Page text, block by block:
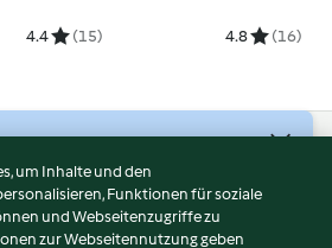
4.4 (15) 4.8 (16)
um Inhalte und den
Funktionen für soziale
und Webseitenzugriffe zu
zur Webseitennutzung geben